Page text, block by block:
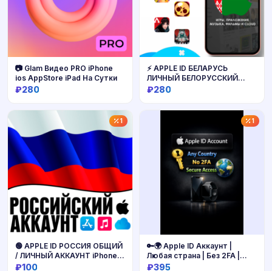
Купить
📷 Glam Видео PRO iPhone
ios AppStore iPad На Сутки
₽280
⚡ APPLE ID БЕЛАРУСЬ
ЛИЧНЫЙ БЕЛОРУССКИЙ
iPhone AppStore
₽280
1
🟢 APPLE ID РОССИЯ ОБЩИЙ
/ ЛИЧНЫЙ АККАУНТ iPhone
ios AppStore RU РЕГИОН
₽100
1
🔑🌍 Apple ID Аккаунт |
Любая страна | Без 2FA |
Надёжный доступ 📱
₽395